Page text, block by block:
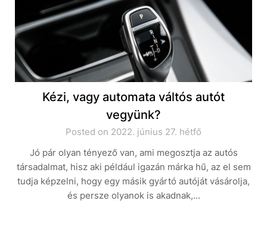
Kézi, vagy automata váltós autót
vegyünk?
Posted on 2022. június 27. hétfő
Jó pár olyan tényező van, ami megosztja az autós
társadalmat, hisz aki például igazán márka hű, az el sem
tudja képzelni, hogy egy másik gyártó autóját vásárolja,
és persze olyanok is akadnak,…